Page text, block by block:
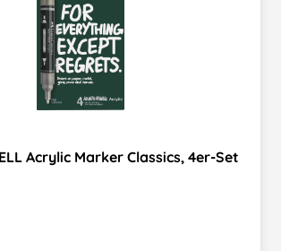
Acrylic Marker Classics, 4er-Set